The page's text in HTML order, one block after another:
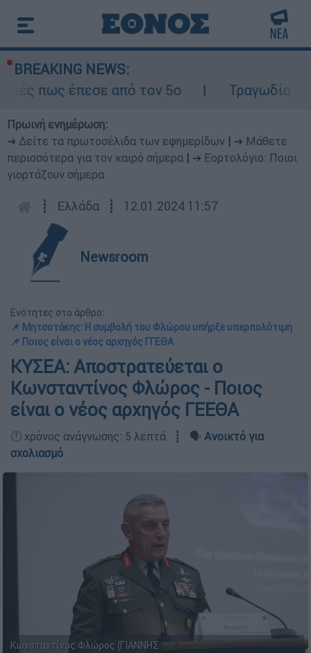
BREAKING NEWS:
έπεσε από τον 5ο
Τραγωδία με δύο
Πρωινή ενημέρωση:
➔ Δείτε τα πρωτοσέλιδα των εφημερίδων
➔ Μάθετε
περισσότερα για τον καιρό σήμερα
➔ Εορτολόγιο: Ποιοι
γιορτάζουν σήμερα
┋ Ελλάδα ┋ 12.01.2024 11:57
Newsroom
Ενότητες στο άρθρο:
📌 Μητσοτάκης: Η συμβολή του Φλώρου υπήρξε υπερπολύτιμη
📌 Ποιος είναι ο νέος αρχηγός ΓΓΕΘΑ
ΚΥΣΕΑ: Αποστρατεύεται ο
Κωνσταντίνος Φλώρος - Ποιος
είναι ο νέος αρχηγός ΓΕΕΘΑ
🕛 χρόνος ανάγνωσης: 5 λεπτά ┋ 🗣️ Ανοικτό για
σχολιασμό
Κωνσταντίνος Φλώρος (ΓΙΑΝΝΗΣ